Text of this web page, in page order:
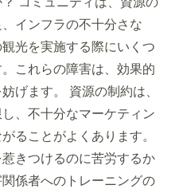
インフラの不十分さな
光を実施する際にいくつ
これらの障害は、効果的
げます。 資源の制約は、
、不十分なマーケティン
ることがよくあります。
きつけるのに苦労するか
係者へのトレーニングの